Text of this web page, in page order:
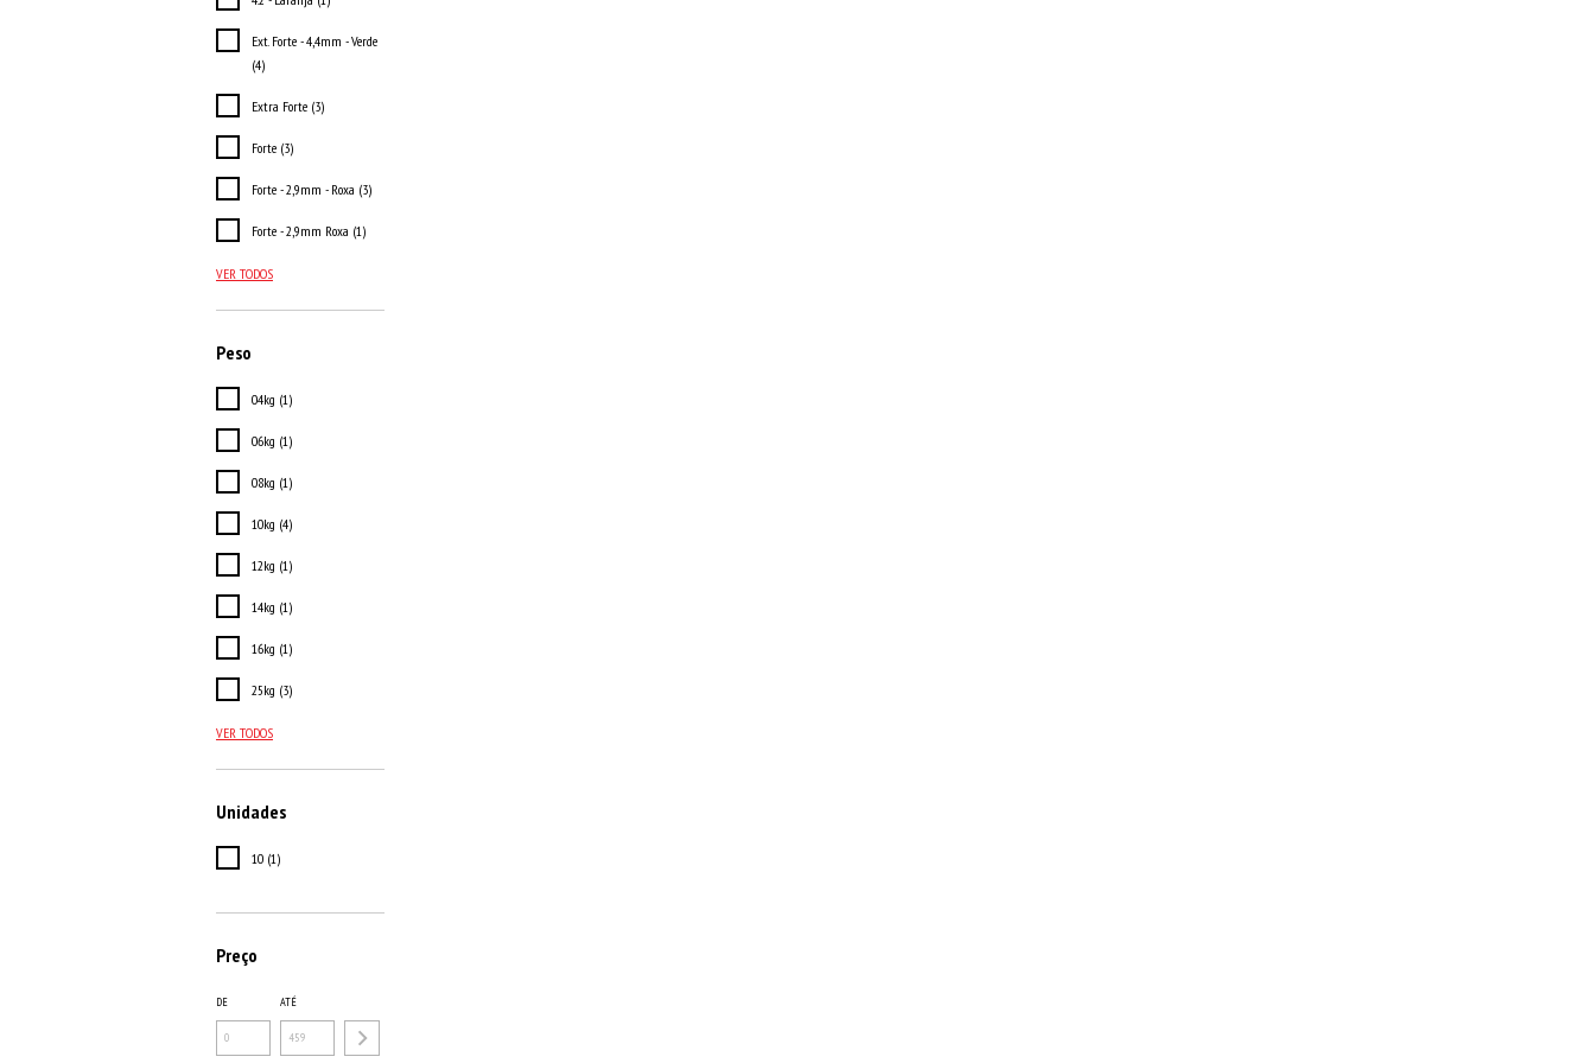
Ext. Forte - 4,4mm - Verde
(4)
Extra Forte (3)
Forte (3)
Forte - 2,9mm - Roxa (3)
Forte - 2,9mm Roxa (1)
VER TODOS
Peso
04kg (1)
06kg (1)
08kg (1)
10kg (4)
12kg (1)
14kg (1)
16kg (1)
25kg (3)
VER TODOS
Unidades
10 (1)
Preço
DE ATÉ